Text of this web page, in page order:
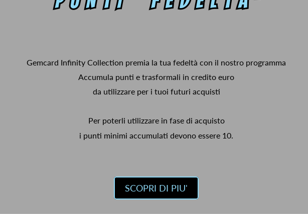
Gemcard Infinity Collection premia la tua fedeltà con il nostro programma
Accumula punti e trasformali in credito euro
da utilizzare per i tuoi futuri acquisti
Per poterli utilizzare in fase di acquisto
i punti minimi accumulati devono essere 10.
SCOPRI DI PIU'